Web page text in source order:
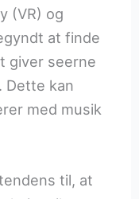
(VR) og
at finde
giver seerne
Dette kan
med musik
til, at